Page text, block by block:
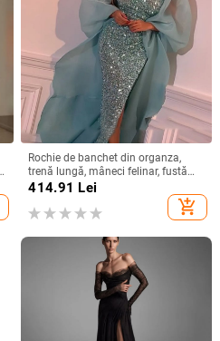
Rochie de banchet din organza,
trenă lungă, mâneci felinar, fustă
lungă — Primăvara 2024
414.91 Lei
add_shopping_cart